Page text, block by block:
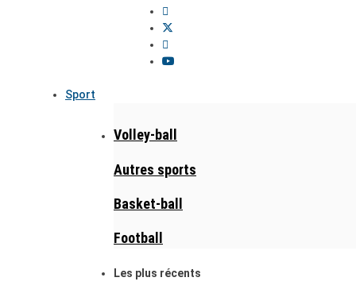
Sport
Volley-ball
Autres sports
Basket-ball
Football
Les plus récents